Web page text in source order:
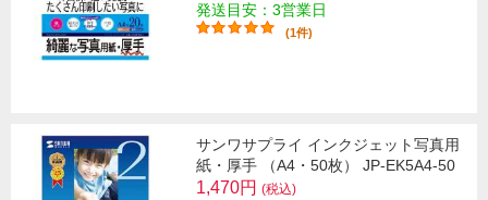
発送目安：3営業日
(1件)
サンワサプライ インクジェット写真用
紙・厚手 （A4・50枚） JP-EK5A4-50
1,470円 (税込)